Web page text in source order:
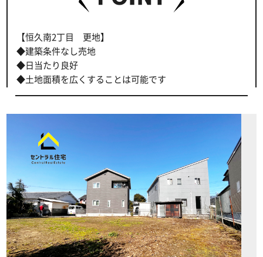
【恒久南2丁目 更地】
◆建築条件なし売地
◆日当たり良好
◆土地面積を広くすることは可能です